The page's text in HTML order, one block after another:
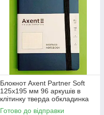
Блокнот Axent Partner Soft
125х195 мм 96 аркушів в
клітинку тверда обкладинка
синій
Готово до відправки